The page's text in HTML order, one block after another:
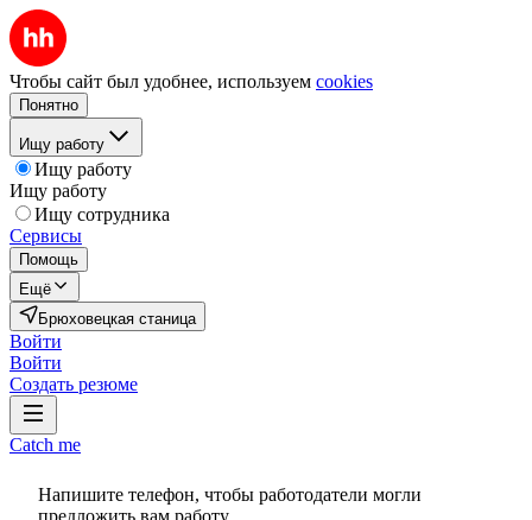
Чтобы сайт был удобнее, используем cookies
Понятно
Ищу работу
Ищу работу
Ищу работу
Ищу сотрудника
Сервисы
Помощь
Ещё
Брюховецкая станица
Войти
Войти
Создать резюме
Catch me
Напишите телефон, чтобы работодатели могли
предложить вам работу